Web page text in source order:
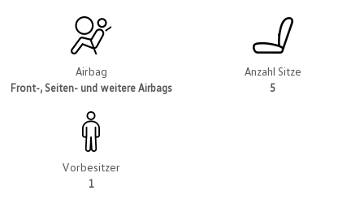
Airbag
Front-, Seiten- und weitere Airbags
Anzahl Sitze
5
Vorbesitzer
1